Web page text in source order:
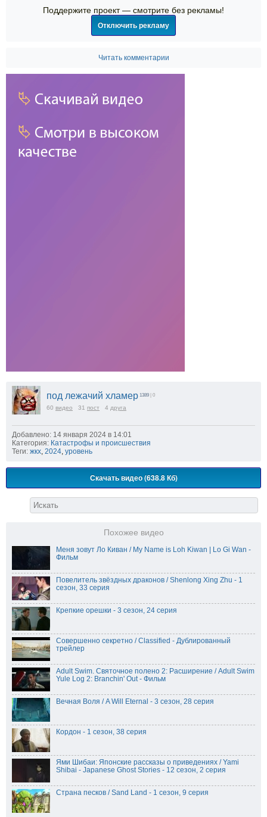
Поддержите проект — смотрите без рекламы!
Отключить рекламу
Читать комментарии
под лежачий хламер 1389 | 0
60 видео 31 пост 4 друга
Добавлено: 14 января 2024 в 14:01
Категория: Катастрофы и происшествия
Теги: жкх 2024 уровень
Скачать видео (638.8 Кб)
Похожее видео
Меня зовут Ло Киван / My Name is Loh Kiwan | Lo Gi Wan -
Фильм
Повелитель звёздных драконов / Shenlong Xing Zhu - 1
сезон, 33 серия
Крепкие орешки - 3 сезон, 24 серия
Совершенно секретно / Classified - Дублированный
трейлер
Adult Swim. Святочное полено 2: Расширение / Adult Swim
Yule Log 2: Branchin' Out - Фильм
Вечная Воля / A Will Eternal - 3 сезон, 28 серия
Кордон - 1 сезон, 38 серия
Ями Шибаи: Японские рассказы о приведениях / Yami
Shibai - Japanese Ghost Stories - 12 сезон, 2 серия
Страна песков / Sand Land - 1 сезон, 9 серия